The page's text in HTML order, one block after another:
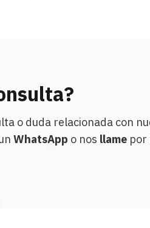
o duda relacionada con
WhatsApp o nos llame por